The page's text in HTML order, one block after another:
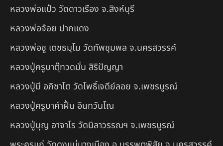
หลวงพ่อแป๋ว วัดดาวเรือง จ.สิงห์บุรี
หลวงพ่อจ้อย ปากแดง
หลวงพ่อชู เตชธมฺโม วัดทัพชุมพล จ.นครสวรรค์
หลวงปู่ครูบาตุ๊ทวดมั่น สิริปัญญา
หลวงปู่มี อภิชาโต วัดโพธิ์เจดีย์ลอย จ.เพชรบูรณ์
หลวงปู่ครูบาคำฝั้น อินทวันโณ
หลวงปู่บุญ อาจาโร วัดนิลาวรรณฯ จ.เพชรบูรณ์